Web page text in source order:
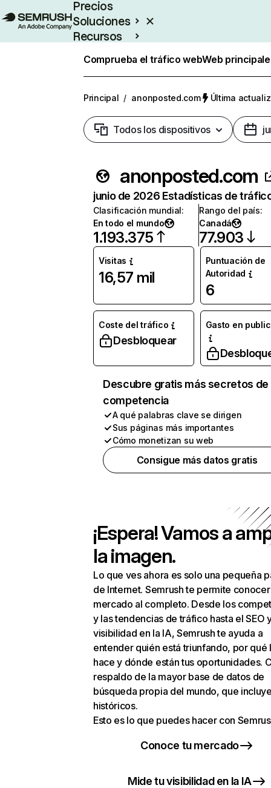
Precios
Soluciones
Recursos
Comprueba el tráfico webWeb
Principal / anonposted.com Última
Todos los dispositivos
anonposted.com
junio de 2026 Estadísticas de
Clasificación mundial:
En todo el mundo
1.193.375
Rango del país:
Canadá
77.903
Visitas
16,57 mil
Puntuación de
Autoridad
6
Coste del tráfico
Desbloquear
Gasto en
Descubre gratis más secretos de
competencia
A qué palabras clave se dirigen
Sus páginas más importantes
Cómo monetizan su web
Consigue más datos gratis
¡Espera! Vamos a
la imagen.
Lo que ves ahora es solo una pequeña
de Internet. Semrush te permite
mercado al completo. Desde los
y las tendencias de tráfico hasta el SEO
visibilidad en la IA, Semrush te ayuda a
entender quién está triunfando, por qué
hace y dónde están tus oportunidades.
respaldo de la mayor base de datos de
búsqueda propia del mundo, que
históricos.
Esto es lo que puedes hacer con
Conoce tu mercado
Mide tu visibilidad en la IA